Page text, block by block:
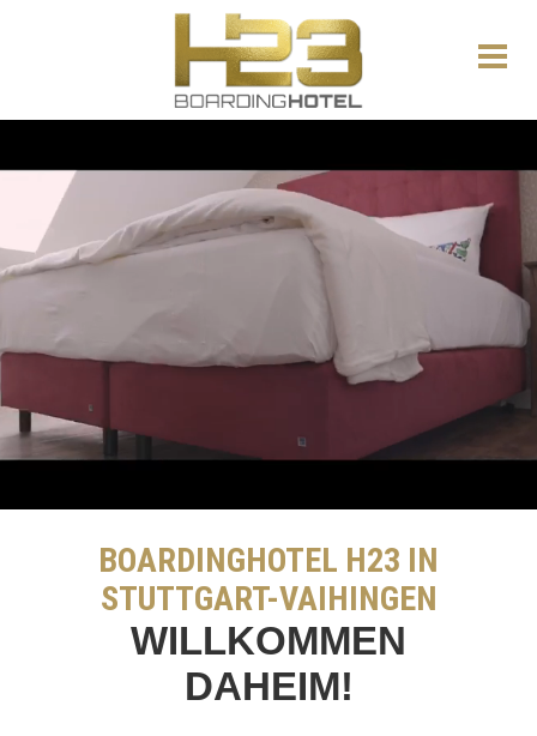
BOARDINGHOTEL H23 IN
STUTTGART-VAIHINGEN
WILLKOMMEN
DAHEIM!